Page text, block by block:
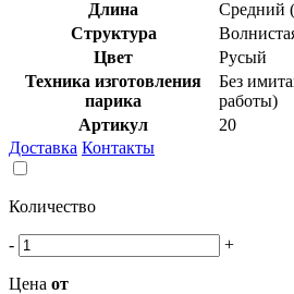
Длина
Средний
Структура
Цвет
Русый
Техника изготовления
парика
Без
работы)
Артикул
20
Доставка Контакты
Количество
- +
Цена от